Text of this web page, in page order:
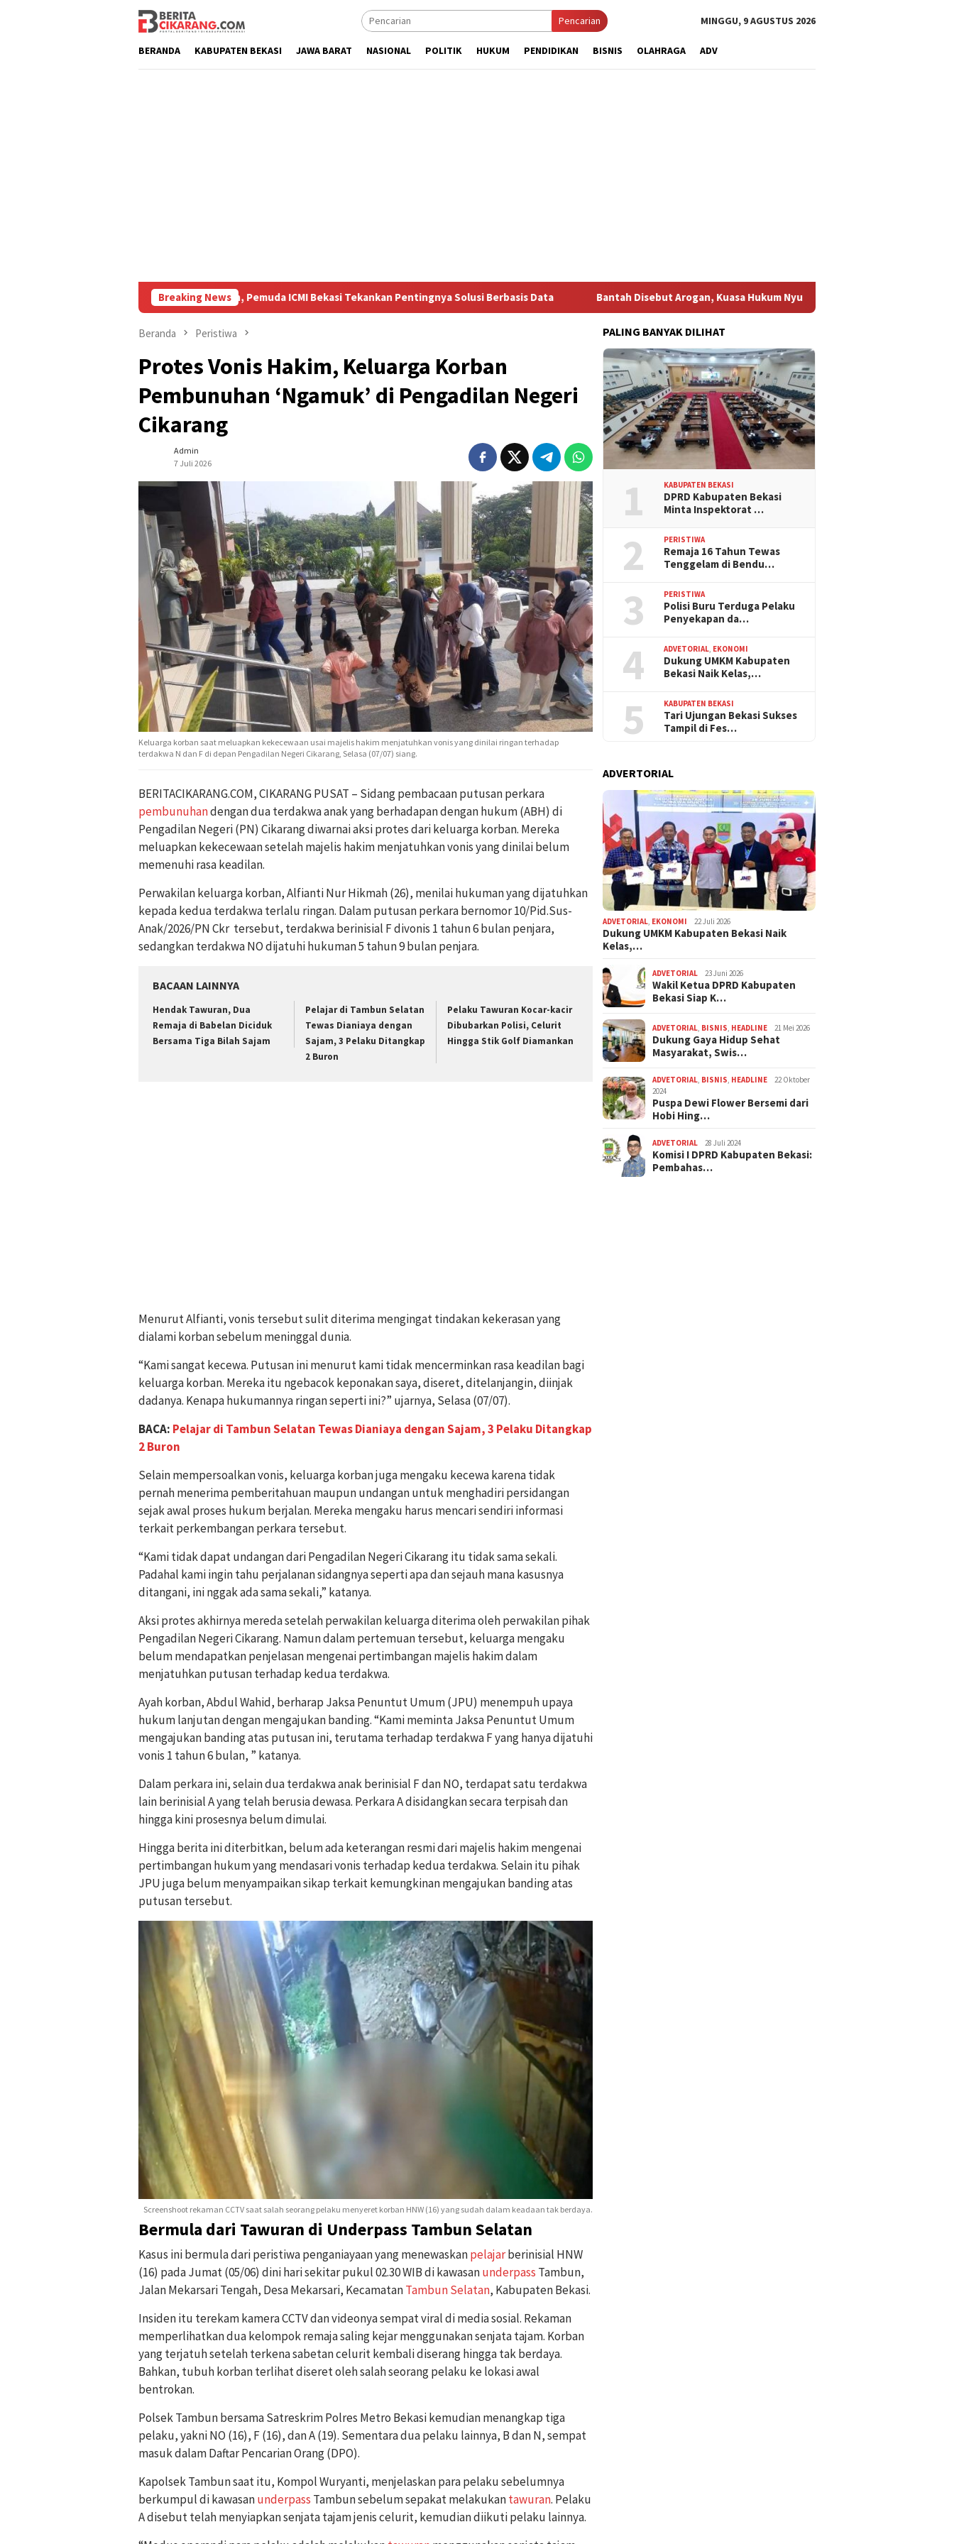
Pencarian MINGGU, 9 AGUSTUS 2026
BERANDA KABUPATEN BEKASI JAWA BARAT NASIONAL POLITIK HUKUM PENDIDIKAN BISNIS OLAHRAGA ADV
Breaking News
Penulisan Karya Ilmiah, Pemuda ICMI Bekasi Tekankan Pentingnya Solusi Berbasis Data Bantah Disebut Arogan, Kuasa Hukum Nyumarno Duga Ada Pihak Lain Pengaruhi Proses
Beranda Peristiwa
Protes Vonis Hakim, Keluarga Korban
Pembunuhan ‘Ngamuk’ di Pengadilan Negeri
Cikarang
Admin
7 Juli 2026
Keluarga korban saat meluapkan kekecewaan usai majelis hakim menjatuhkan vonis yang dinilai ringan terhadap
terdakwa N dan F di depan Pengadilan Negeri Cikarang, Selasa (07/07) siang.
BERITACIKARANG.COM, CIKARANG PUSAT – Sidang pembacaan putusan perkara
pembunuhandengan dua terdakwa anak yang berhadapan dengan hukum (ABH) di
Pengadilan Negeri (PN) Cikarang diwarnai aksi protes dari keluarga korban. Mereka
meluapkan kekecewaan setelah majelis hakim menjatuhkan vonis yang dinilai belum
memenuhi rasa keadilan.
Perwakilan keluarga korban, Alfianti Nur Hikmah (26), menilai hukuman yang dijatuhkan
kepada kedua terdakwa terlalu ringan. Dalam putusan perkara bernomor 10/Pid.Sus-
Anak/2026/PN Ckr tersebut, terdakwa berinisial F divonis 1 tahun 6 bulan penjara,
sedangkan terdakwa NO dijatuhi hukuman 5 tahun 9 bulan penjara.
BACAAN LAINNYA
Hendak Tawuran, Dua
Remaja di Babelan Diciduk
Bersama Tiga Bilah Sajam
Pelajar di Tambun Selatan
Tewas Dianiaya dengan
Sajam, 3 Pelaku Ditangkap
2 Buron
Pelaku Tawuran Kocar-kacir
Dibubarkan Polisi, Celurit
Hingga Stik Golf Diamankan
Menurut Alfianti, vonis tersebut sulit diterima mengingat tindakan kekerasan yang
dialami korban sebelum meninggal dunia.
“Kami sangat kecewa. Putusan ini menurut kami tidak mencerminkan rasa keadilan bagi
keluarga korban. Mereka itu ngebacok keponakan saya, diseret, ditelanjangin, diinjak
dadanya. Kenapa hukumannya ringan seperti ini?” ujarnya, Selasa (07/07).
BACA: Pelajar di Tambun Selatan Tewas Dianiaya dengan Sajam, 3 Pelaku Ditangkap
2 Buron
Selain mempersoalkan vonis, keluarga korban juga mengaku kecewa karena tidak
pernah menerima pemberitahuan maupun undangan untuk menghadiri persidangan
sejak awal proses hukum berjalan. Mereka mengaku harus mencari sendiri informasi
terkait perkembangan perkara tersebut.
“Kami tidak dapat undangan dari Pengadilan Negeri Cikarang itu tidak sama sekali.
Padahal kami ingin tahu perjalanan sidangnya seperti apa dan sejauh mana kasusnya
ditangani, ini nggak ada sama sekali,” katanya.
Aksi protes akhirnya mereda setelah perwakilan keluarga diterima oleh perwakilan pihak
Pengadilan Negeri Cikarang. Namun dalam pertemuan tersebut, keluarga mengaku
belum mendapatkan penjelasan mengenai pertimbangan majelis hakim dalam
menjatuhkan putusan terhadap kedua terdakwa.
Ayah korban, Abdul Wahid, berharap Jaksa Penuntut Umum (JPU) menempuh upaya
hukum lanjutan dengan mengajukan banding. “Kami meminta Jaksa Penuntut Umum
mengajukan banding atas putusan ini, terutama terhadap terdakwa F yang hanya dijatuhi
vonis 1 tahun 6 bulan, ” katanya.
Dalam perkara ini, selain dua terdakwa anak berinisial F dan NO, terdapat satu terdakwa
lain berinisial A yang telah berusia dewasa. Perkara A disidangkan secara terpisah dan
hingga kini prosesnya belum dimulai.
Hingga berita ini diterbitkan, belum ada keterangan resmi dari majelis hakim mengenai
pertimbangan hukum yang mendasari vonis terhadap kedua terdakwa. Selain itu pihak
JPU juga belum menyampaikan sikap terkait kemungkinan mengajukan banding atas
putusan tersebut.
Screenshoot rekaman CCTV saat salah seorang pelaku menyeret korban HNW (16) yang sudah dalam keadaan tak berdaya.
Bermula dari Tawuran di Underpass Tambun Selatan
Kasus ini bermula dari peristiwa penganiayaan yang menewaskanpelajarberinisial HNW
(16) pada Jumat (05/06) dini hari sekitar pukul 02.30 WIB di kawasanunderpass Tambun,
Jalan Mekarsari Tengah, Desa Mekarsari, KecamatanTambun Selatan, Kabupaten Bekasi.
Insiden itu terekam kamera CCTV dan videonya sempat viral di media sosial. Rekaman
memperlihatkan dua kelompok remaja saling kejar menggunakan senjata tajam. Korban
yang terjatuh setelah terkena sabetan celurit kembali diserang hingga tak berdaya.
Bahkan, tubuh korban terlihat diseret oleh salah seorang pelaku ke lokasi awal
bentrokan.
Polsek Tambun bersama Satreskrim Polres Metro Bekasi kemudian menangkap tiga
pelaku, yakni NO (16), F (16), dan A (19). Sementara dua pelaku lainnya, B dan N, sempat
masuk dalam Daftar Pencarian Orang (DPO).
Kapolsek Tambun saat itu, Kompol Wuryanti, menjelaskan para pelaku sebelumnya
berkumpul di kawasanunderpass Tambun sebelum sepakat melakukantawuran. Pelaku
A disebut telah menyiapkan senjata tajam jenis celurit, kemudian diikuti pelaku lainnya.
PALING BANYAK DILIHAT
1 KABUPATEN BEKASI
DPRD Kabupaten Bekasi
Minta Inspektorat …
2 PERISTIWA
Remaja 16 Tahun Tewas
Tenggelam di Bendu…
3 PERISTIWA
Polisi Buru Terduga Pelaku
Penyekapan da…
4 ADVETORIAL EKONOMI
Dukung UMKM Kabupaten
Bekasi Naik Kelas,…
5 KABUPATEN BEKASI
Tari Ujungan Bekasi Sukses
Tampil di Fes…
ADVERTORIAL
ADVETORIAL EKONOMI 22 Juli 2026
Dukung UMKM Kabupaten Bekasi Naik
Kelas,…
ADVETORIAL 23 Juni 2026
Wakil Ketua DPRD Kabupaten
Bekasi Siap K…
ADVETORIAL BISNIS HEADLINE 21 Mei 2026
Dukung Gaya Hidup Sehat
Masyarakat, Swis…
ADVETORIAL BISNIS HEADLINE
22 Oktober
2024
Puspa Dewi Flower Bersemi dari
Hobi Hing…
ADVETORIAL 28 Juli 2024
Komisi I DPRD Kabupaten Bekasi:
Pembahas…